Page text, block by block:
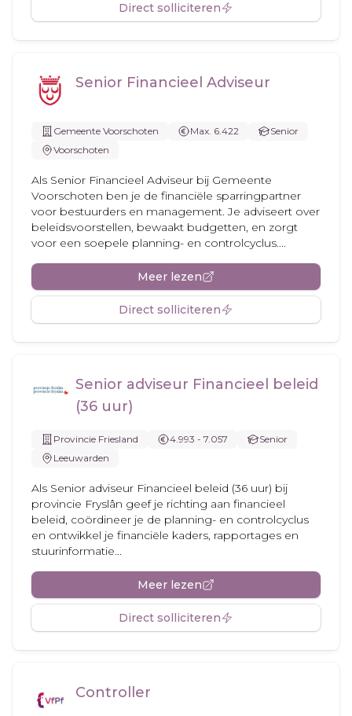
Direct solliciteren
Senior Financieel Adviseur
Gemeente Voorschoten Max. 6.422
Senior
Voorschoten
Als Senior Financieel Adviseur bij Gemeente
Voorschoten ben je de financiële sparringpartner
voor bestuurders en management. Je adviseert over
beleidsvoorstellen, bewaakt budgetten, en zorgt
voor een soepele planning- en controlcyclus....
Meer lezen
Direct solliciteren
Senior adviseur Financieel beleid
(36 uur)
Provincie Friesland 4.993 - 7.057
Senior
Leeuwarden
Als Senior adviseur Financieel beleid (36 uur) bij
provincie Fryslân geef je richting aan financieel
beleid, coördineer je de planning- en controlcyclus
en ontwikkel je financiële kaders, rapportages en
stuurinformatie...
Meer lezen
Direct solliciteren
Controller